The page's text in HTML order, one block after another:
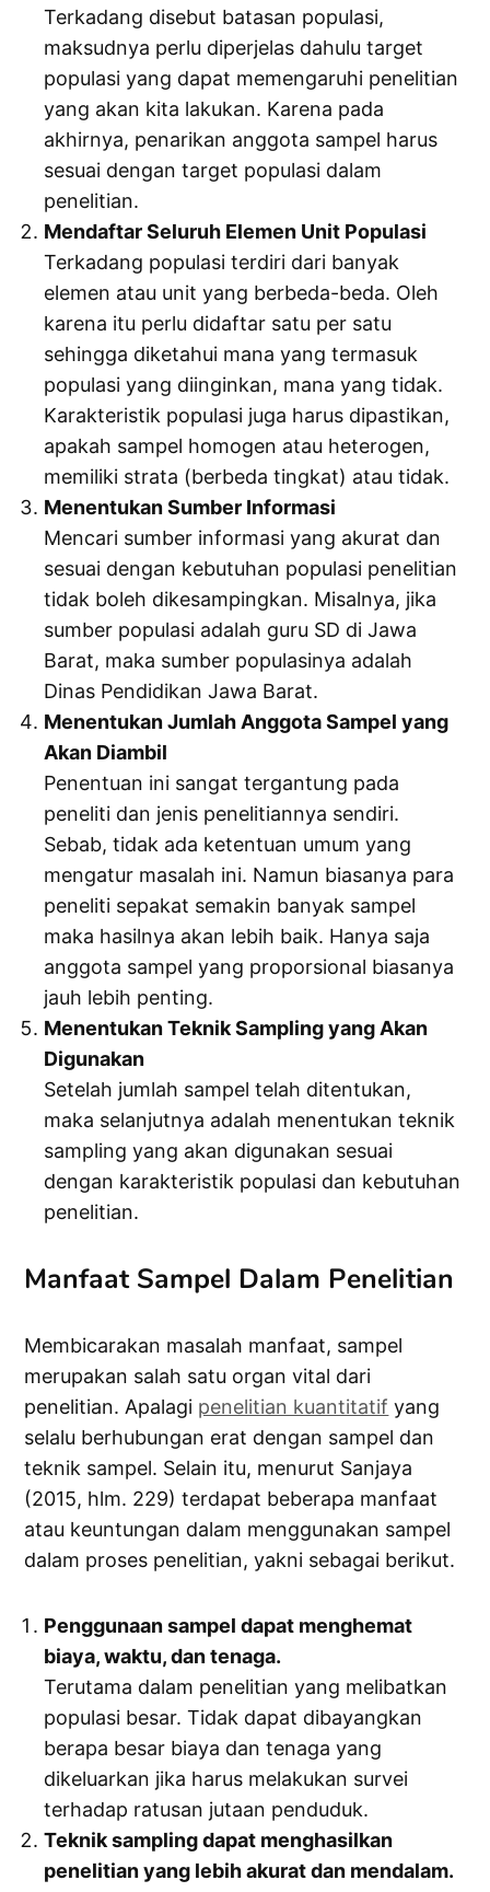
Terkadang disebut batasan populasi,
maksudnya perlu diperjelas dahulu target
populasi yang dapat memengaruhi penelitian
yang akan kita lakukan. Karena pada
akhirnya, penarikan anggota sampel harus
sesuai dengan target populasi dalam
penelitian.
Mendaftar Seluruh Elemen Unit Populasi
Terkadang populasi terdiri dari banyak
elemen atau unit yang berbeda-beda. Oleh
karena itu perlu didaftar satu per satu
sehingga diketahui mana yang termasuk
populasi yang diinginkan, mana yang tidak.
Karakteristik populasi juga harus dipastikan,
apakah sampel homogen atau heterogen,
memiliki strata (berbeda tingkat) atau tidak.
Menentukan Sumber Informasi
Mencari sumber informasi yang akurat dan
sesuai dengan kebutuhan populasi penelitian
tidak boleh dikesampingkan. Misalnya, jika
sumber populasi adalah guru SD di Jawa
Barat, maka sumber populasinya adalah
Dinas Pendidikan Jawa Barat.
Menentukan Jumlah Anggota Sampel yang
Akan Diambil
Penentuan ini sangat tergantung pada
peneliti dan jenis penelitiannya sendiri.
Sebab, tidak ada ketentuan umum yang
mengatur masalah ini. Namun biasanya para
peneliti sepakat semakin banyak sampel
maka hasilnya akan lebih baik. Hanya saja
anggota sampel yang proporsional biasanya
jauh lebih penting.
Menentukan Teknik Sampling yang Akan
Digunakan
Setelah jumlah sampel telah ditentukan,
maka selanjutnya adalah menentukan teknik
sampling yang akan digunakan sesuai
dengan karakteristik populasi dan kebutuhan
penelitian.
Manfaat Sampel Dalam Penelitian
Membicarakan masalah manfaat, sampel
merupakan salah satu organ vital dari
penelitian. Apalagi penelitian kuantitatif yang
selalu berhubungan erat dengan sampel dan
teknik sampel. Selain itu, menurut Sanjaya
(2015, hlm. 229) terdapat beberapa manfaat
atau keuntungan dalam menggunakan sampel
dalam proses penelitian, yakni sebagai berikut.
Penggunaan sampel dapat menghemat
biaya, waktu, dan tenaga.
Terutama dalam penelitian yang melibatkan
populasi besar. Tidak dapat dibayangkan
berapa besar biaya dan tenaga yang
dikeluarkan jika harus melakukan survei
terhadap ratusan jutaan penduduk.
Teknik sampling dapat menghasilkan
penelitian yang lebih akurat dan mendalam.